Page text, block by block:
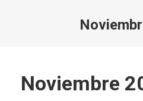
Noviembre